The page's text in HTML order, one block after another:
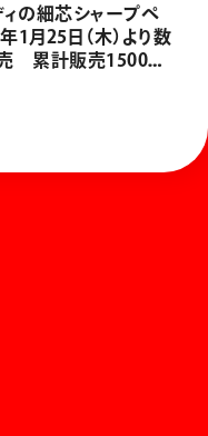
ィの細芯シャープペ
月25日（木）より数
累計販売1500万
いシャープペン「オ